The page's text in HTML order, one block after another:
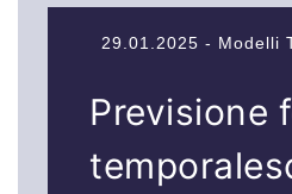
29.01.2025 - Modelli
Previsione